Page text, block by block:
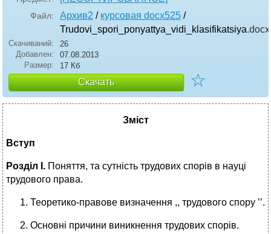
Файл: Архив2 / курсовая docx525 /
Trudovi_spori_ponyattya_vidi_klasifikatsiya.docx
Скачиваний:
26
Добавлен:
07.08.2013
Размер:
17 Кб
Скачать ☆
Зміст
Вступ
Розділ І. Поняття, та сутність трудових спорів в науці
трудового права.
Теоретико-правове визначення ,, трудового спору ’’.
Основні причини виникнення трудових спорів.